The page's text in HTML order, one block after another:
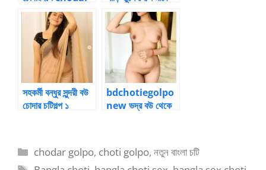
golpo boudi
চোদার চটিগল্প 2
সহকর্মী বন্ধুর সুন্দরী বউ
চোদার চটিগল্প ১
bdchotiegolpo
new ভদ্র বউ থেকে
Categories
chodar golpo, choti golpo,নতুন বাংলা চটি